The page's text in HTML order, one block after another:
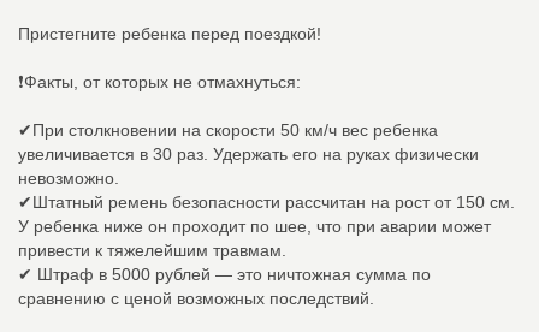
Пристегните ребенка перед поездкой!
❗Факты, от которых не отмахнуться:
✔При столкновении на скорости 50 км/ч вес ребенка
увеличивается в 30 раз. Удержать его на руках физически
невозможно.
✔Штатный ремень безопасности рассчитан на рост от 150 см.
У ребенка ниже он проходит по шее, что при аварии может
привести к тяжелейшим травмам.
✔ Штраф в 5000 рублей — это ничтожная сумма по
сравнению с ценой возможных последствий.